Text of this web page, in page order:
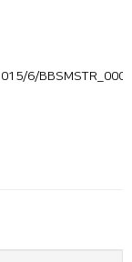
6/